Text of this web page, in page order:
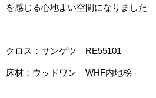
を感じる心地よい空間になりました
クロス：サンゲツ RE55101
床材：ウッドワン WHF内地桧